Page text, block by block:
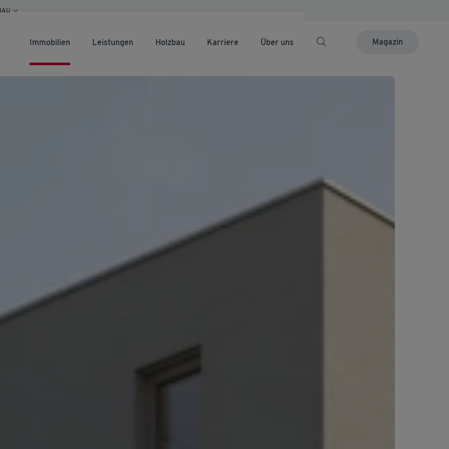
Immobilien Leistungen Holzbau Karriere Über uns Magazin